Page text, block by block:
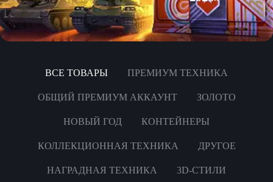
ВСЕ ТОВАРЫ ПРЕМИУМ ТЕХНИКА
ОБЩИЙ ПРЕМИУМ АККАУНТ ЗОЛОТО
НОВЫЙ ГОД КОНТЕЙНЕРЫ
КОЛЛЕКЦИОННАЯ ТЕХНИКА ДРУГОЕ
НАГРАДНАЯ ТЕХНИКА 3D-СТИЛИ